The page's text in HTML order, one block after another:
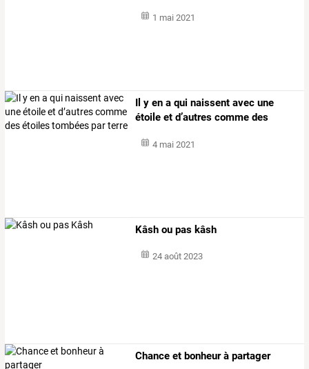
1 mai 2021
y en a qui naissent avec une
étoile et d’autres comme des
4 mai 2021
Kâsh ou pas kâsh
24 août 2023
Chance et bonheur à partager